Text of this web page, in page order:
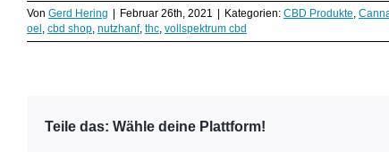
Von Gerd Hering | Februar 26th, 2021 | Kategorien: CBD Produkte,
oel, cbd shop, nutzhanf, thc, vollspektrum cbd
Teile das: Wähle deine Plattform!